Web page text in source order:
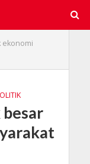
ekonomi
besar